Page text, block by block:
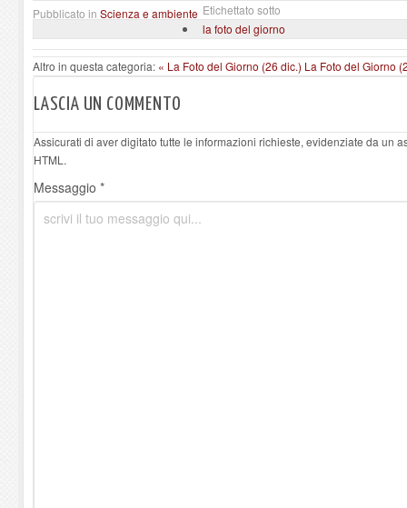
Pubblicato in Scienza e ambiente Etichettato sotto
la foto del giorno
Altro in questa categoria: « La Foto del Giorno (26 dic.) La Foto del Giorno
LASCIA UN COMMENTO
Assicurati di aver digitato tutte le informazioni richieste, evidenziate da un
HTML.
Messaggio *